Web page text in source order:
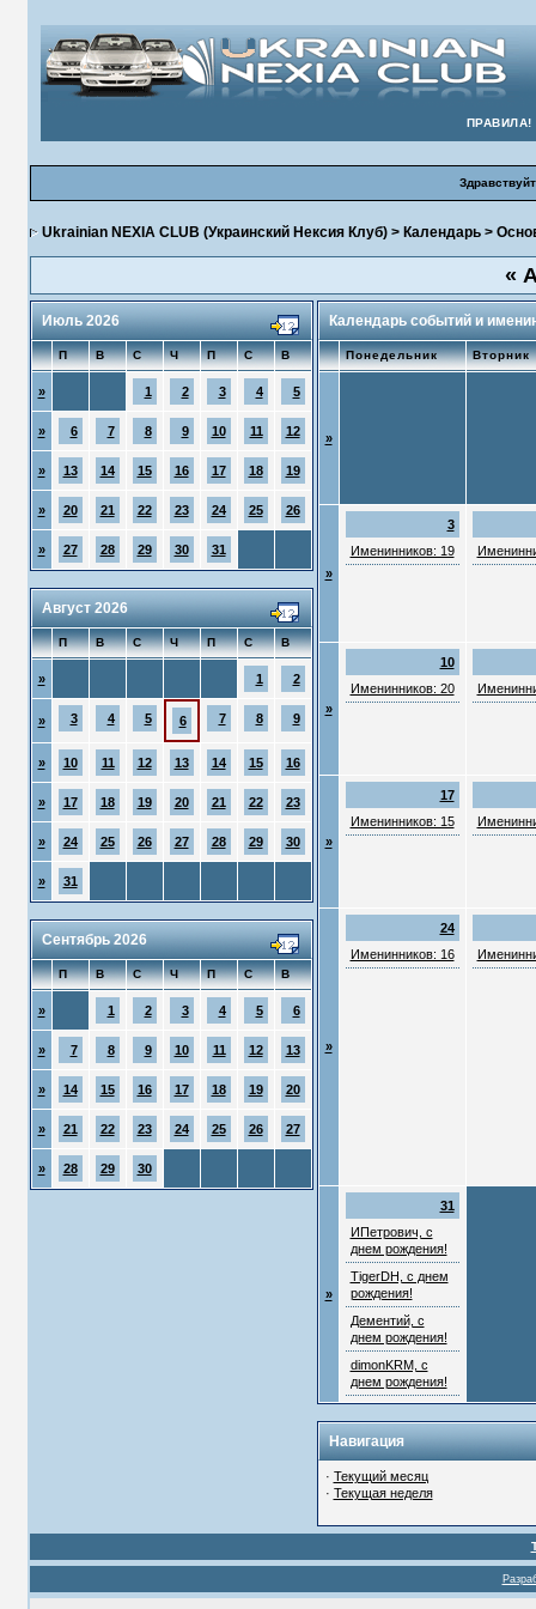
ПРАВИЛА!
Ukrainian NEXIA CLUB (Украинский Нексия Клуб)> Календарь>
«
Июль 2026
П В С Ч П С В
» 1 2 3 4 5
» 6 7 8 9 10 11 12
» 13 14 15 16 17 18 19
» 20 21 22 23 24 25 26
» 27 28 29 30 31
Август 2026
П В С Ч П С В
» 1 2
» 3 4 5 6 7 8 9
» 10 11 12 13 14 15 16
» 17 18 19 20 21 22 23
» 24 25 26 27 28 29 30
» 31
Сентябрь 2026
П В С Ч П С В
» 1 2 3 4 5 6
» 7 8 9 10 11 12 13
» 14 15 16 17 18 19 20
» 21 22 23 24 25 26 27
» 28 29 30
Календарь событий и
Понедельник Вторник
»
»
3
Именинников: 19
»
10
Именинников: 20
»
17
Именинников: 15
»
24
Именинников: 16
»
31
ИПетрович, с
днем рождения!
TigerDH, с днем
рождения!
Дементий, с
днем рождения!
dimonKRM, с
днем рождения!
Навигация
· Текущий месяц
· Текущая неделя